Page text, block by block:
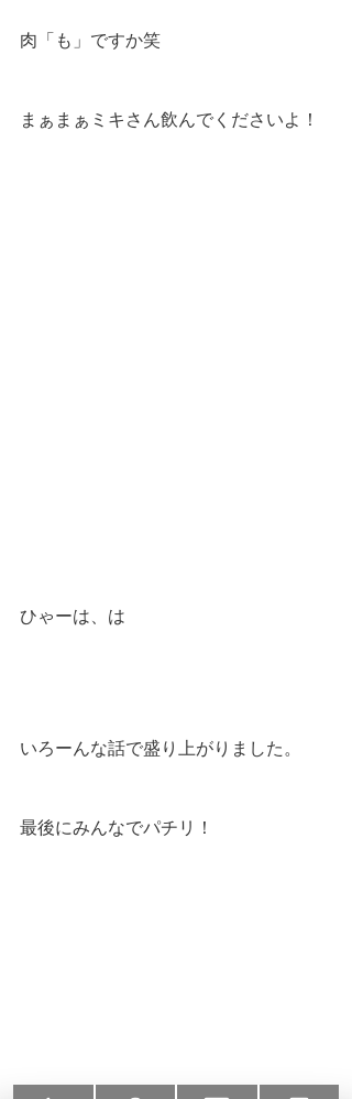
肉「も」ですか笑
まぁまぁミキさん飲んでくださいよ！
ひゃーは、は
いろーんな話で盛り上がりました。
最後にみんなでパチリ！